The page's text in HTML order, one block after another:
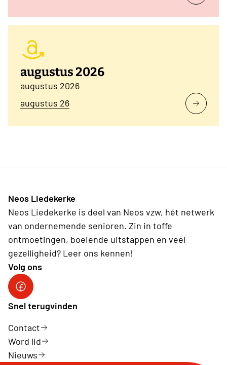
augustus 2026
augustus 2026
augustus 26
Neos Liedekerke
Neos Liedekerke is deel van Neos vzw, hét netwerk
van ondernemende senioren. Zin in toffe
ontmoetingen, boeiende uitstappen en veel
gezelligheid? Leer ons kennen!
Volg ons
Snel terugvinden
Contact
Word lid
Nieuws